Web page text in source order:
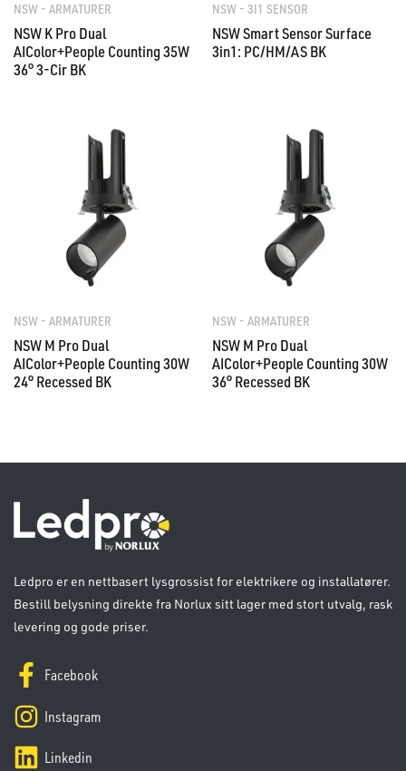
NSW - ARMATURER
NSW K Pro Dual
AIColor+People Counting 35W
36° 3-Cir BK
NSW - 3I1 SENSOR
NSW Smart Sensor Surface
3in1: PC/HM/AS BK
NSW - ARMATURER
NSW M Pro Dual
AIColor+People Counting 30W
24° Recessed BK
NSW - ARMATURER
NSW M Pro Dual
AIColor+People Counting 30W
36° Recessed BK
Ledpro er en nettbasert lysgrossist for elektrikere og installatører.
Bestill belysning direkte fra Norlux sitt lager med stort utvalg, rask
levering og gode priser.
Facebook
Instagram
Linkedin